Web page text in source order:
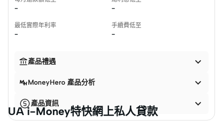
- -
最低實際年利率
-
手續費低至
-
產品禮遇 
MoneyHero 產品分析 
產品資訊 
UA i-Money特快網上私人貸款